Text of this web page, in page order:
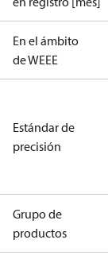
En el ámbito
de WEEE
Estándar de
precisión
Grupo de
productos